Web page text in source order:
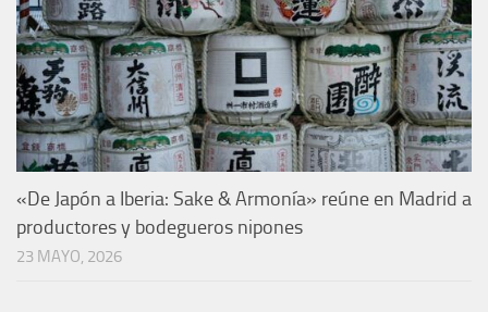
«De Japón a Iberia: Sake & Armonía» reúne en Madrid a
productores y bodegueros nipones
23 MAYO, 2026